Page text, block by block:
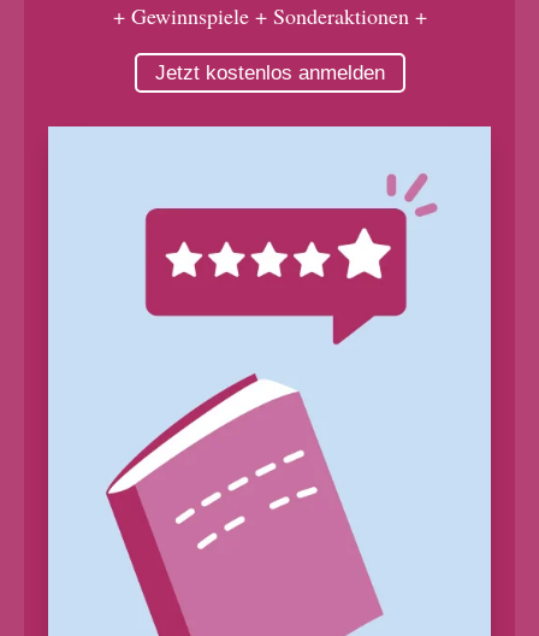
+ Gewinnspiele + Sonderaktionen +
Jetzt kostenlos anmelden